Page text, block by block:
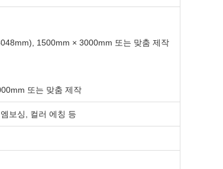
1500mm × 3000mm 또는 맞춤 제작
또는 맞춤 제작
보싱, 컬러 에칭 등